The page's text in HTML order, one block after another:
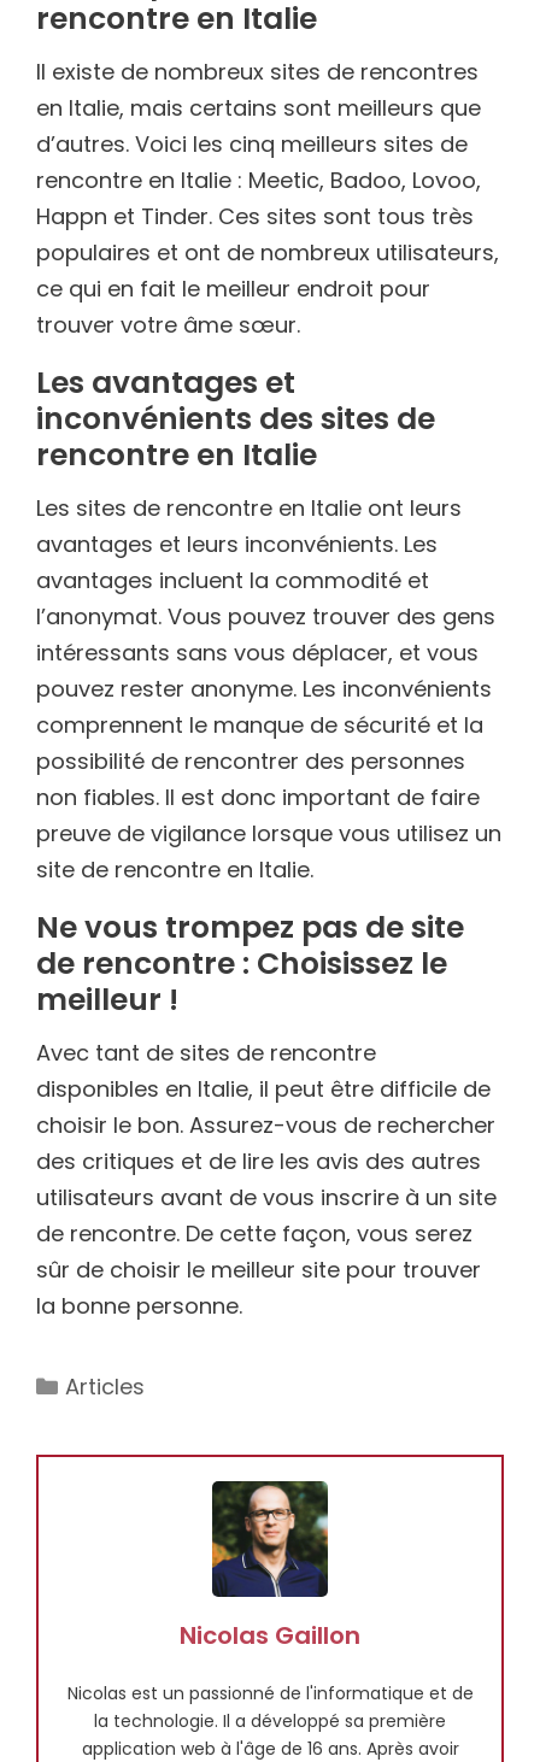
rencontre en Italie
Il existe de nombreux sites de rencontres
en Italie, mais certains sont meilleurs que
d’autres. Voici les cinq meilleurs sites de
rencontre en Italie : Meetic, Badoo, Lovoo,
Happn et Tinder. Ces sites sont tous très
populaires et ont de nombreux utilisateurs,
ce qui en fait le meilleur endroit pour
trouver votre âme sœur.
Les avantages et
inconvénients des sites de
rencontre en Italie
Les sites de rencontre en Italie ont leurs
avantages et leurs inconvénients. Les
avantages incluent la commodité et
l’anonymat. Vous pouvez trouver des gens
intéressants sans vous déplacer, et vous
pouvez rester anonyme. Les inconvénients
comprennent le manque de sécurité et la
possibilité de rencontrer des personnes
non fiables. Il est donc important de faire
preuve de vigilance lorsque vous utilisez un
site de rencontre en Italie.
Ne vous trompez pas de site
de rencontre : Choisissez le
meilleur !
Avec tant de sites de rencontre
disponibles en Italie, il peut être difficile de
choisir le bon. Assurez-vous de rechercher
des critiques et de lire les avis des autres
utilisateurs avant de vous inscrire à un site
de rencontre. De cette façon, vous serez
sûr de choisir le meilleur site pour trouver
la bonne personne.
Catégories
Articles
Nicolas Gaillon
Nicolas est un passionné de l'informatique et de
la technologie. Il a développé sa première
application web à l'âge de 16 ans. Après avoir